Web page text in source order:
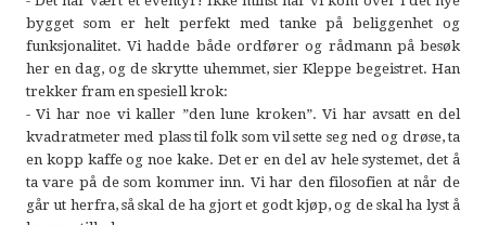
bygget som er helt perfekt med tanke på beliggenhet og
funksjonalitet. Vi hadde både ordfører og rådmann på besøk
her en dag, og de skrytte uhemmet, sier Kleppe begeistret. Han
trekker fram en spesiell krok:
- Vi har noe vi kaller ”den lune kroken”. Vi har avsatt en del
kvadratmeter med plass til folk som vil sette seg ned og drøse, ta
en kopp kaffe og noe kake. Det er en del av hele systemet, det å
ta vare på de som kommer inn. Vi har den filosofien at når de
går ut herfra, så skal de ha gjort et godt kjøp, og de skal ha lyst å